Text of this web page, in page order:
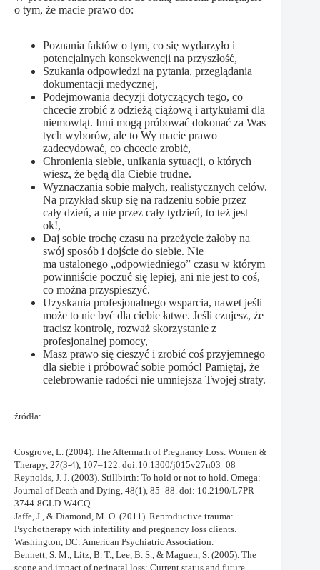
o tym, że macie prawo do:
Poznania faktów o tym, co się wydarzyło i
potencjalnych konsekwencji na przyszłość,
Szukania odpowiedzi na pytania, przeglądania
dokumentacji medycznej,
Podejmowania decyzji dotyczących tego, co
chcecie zrobić z odzieżą ciążową i artykułami dla
niemowląt. Inni mogą próbować dokonać za Was
tych wyborów, ale to Wy macie prawo
zadecydować, co chcecie zrobić,
Chronienia siebie, unikania sytuacji, o których
wiesz, że będą dla Ciebie trudne.
Wyznaczania sobie małych, realistycznych celów.
Na przykład skup się na radzeniu sobie przez
cały dzień, a nie przez cały tydzień, to też jest
ok!,
Daj sobie trochę czasu na przeżycie żałoby na
swój sposób i dojście do siebie. Nie
ma ustalonego „odpowiedniego” czasu w którym
powinniście poczuć się lepiej, ani nie jest to coś,
co można przyspieszyć.
Uzyskania profesjonalnego wsparcia, nawet jeśli
może to nie być dla ciebie łatwe. Jeśli czujesz, że
tracisz kontrolę, rozważ skorzystanie z
profesjonalnej pomocy,
Masz prawo się cieszyć i zrobić coś przyjemnego
dla siebie i próbować sobie pomóc! Pamiętaj, że
celebrowanie radości nie umniejsza Twojej straty.
źródła:
Cosgrove, L. (2004). The Aftermath of Pregnancy Loss. Women &
Therapy, 27(3-4), 107–122. doi:10.1300/j015v27n03_08
Reynolds, J. J. (2003). Stillbirth: To hold or not to hold. Omega:
Journal of Death and Dying, 48(1), 85–88. doi: 10.2190/L7PR-
3744-8GLD-W4CQ
Jaffe, J., & Diamond, M. O. (2011). Reproductive trauma:
Psychotherapy with infertility and pregnancy loss clients.
Washington, DC: American Psychiatric Association.
Bennett, S. M., Litz, B. T., Lee, B. S., & Maguen, S. (2005). The
scope and impact of perinatal loss: Current status and future